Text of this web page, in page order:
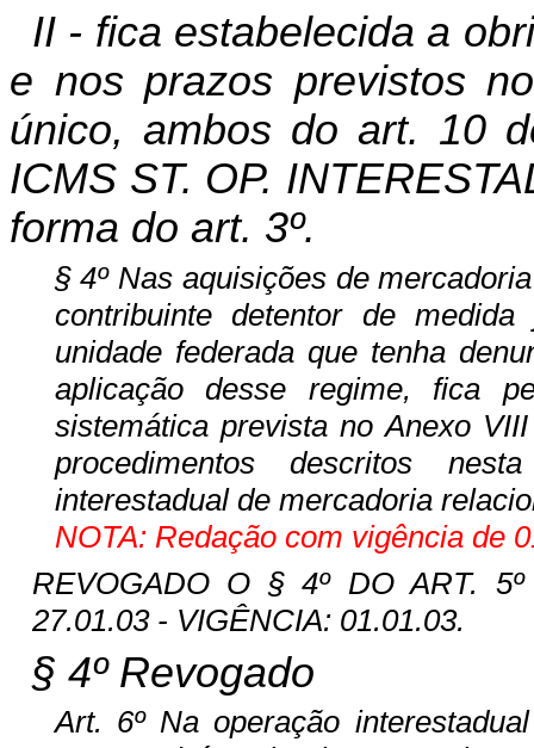
II - fica estabelecida a
e nos prazos previstos
único, ambos do art. 10
ICMS ST. OP.
forma do art. 3º.
§ 4º Nas aquisições de
contribuinte detentor de
unidade federada que tenha
aplicação desse regime, fica
sistemática prevista no Anexo
procedimentos descritos
interestadual de mercadoria
NOTA: Redação com vigência de
REVOGADO O § 4º DO ART.
27.01.03 - VIGÊNCIA: 01.01.03.
§ 4º Revogado
Art. 6º Na operação